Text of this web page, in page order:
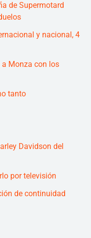
de Supermotard
y nacional, 4
Monza con los
tanto
Davidson del
por televisión
de continuidad